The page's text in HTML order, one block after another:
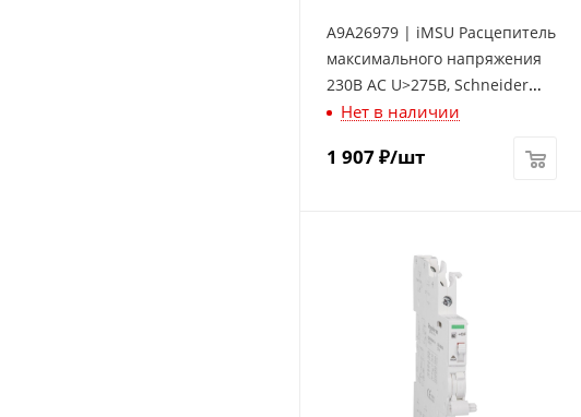
A9A26979 | iMSU Расцепитель
максимального напряжения
230В АС U>275В, Schneider
Electric
Нет в наличии
1 907₽/шт